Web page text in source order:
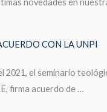
CON LA UNPI
2021, el seminario
firma acuerdo de …